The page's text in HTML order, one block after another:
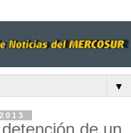
▼
de un